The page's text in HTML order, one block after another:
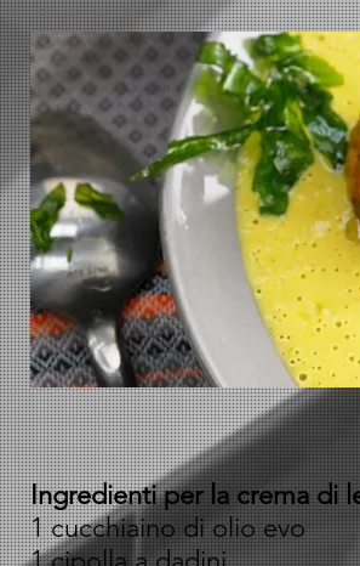
Ingredienti per la crema di
1 cucchiaino di olio evo